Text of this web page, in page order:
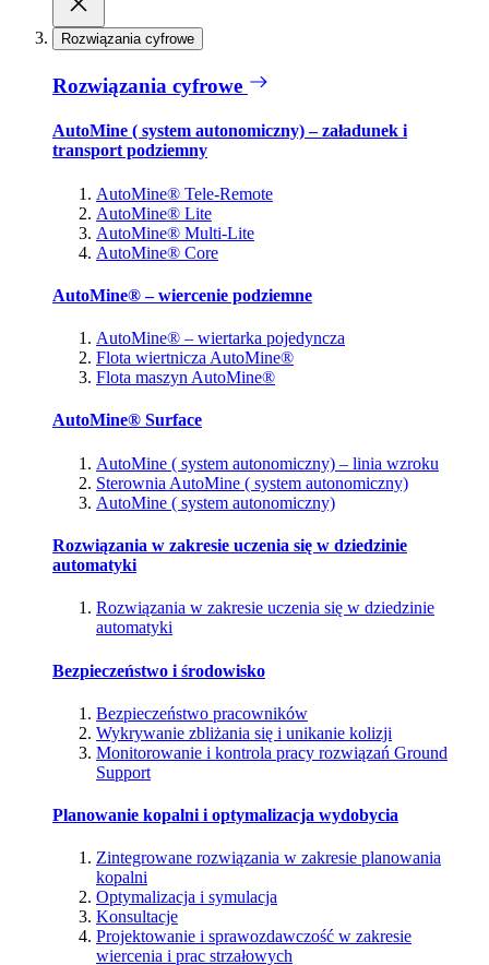
Rozwiązania cyfrowe
Rozwiązania cyfrowe
AutoMine ( system autonomiczny) – załadunek i
transport podziemny
AutoMine® Tele-Remote
AutoMine® Lite
AutoMine® Multi-Lite
AutoMine® Core
AutoMine® – wiercenie podziemne
AutoMine® – wiertarka pojedyncza
Flota wiertnicza AutoMine®
Flota maszyn AutoMine®
AutoMine® Surface
AutoMine ( system autonomiczny) – linia wzroku
Sterownia AutoMine ( system autonomiczny)
AutoMine ( system autonomiczny)
Rozwiązania w zakresie uczenia się w dziedzinie
automatyki
Rozwiązania w zakresie uczenia się w dziedzinie
automatyki
Bezpieczeństwo i środowisko
Bezpieczeństwo pracowników
Wykrywanie zbliżania się i unikanie kolizji
Monitorowanie i kontrola pracy rozwiązań Ground
Support
Planowanie kopalni i optymalizacja wydobycia
Zintegrowane rozwiązania w zakresie planowania
kopalni
Optymalizacja i symulacja
Konsultacje
Projektowanie i sprawozdawczość w zakresie
wiercenia i prac strzałowych